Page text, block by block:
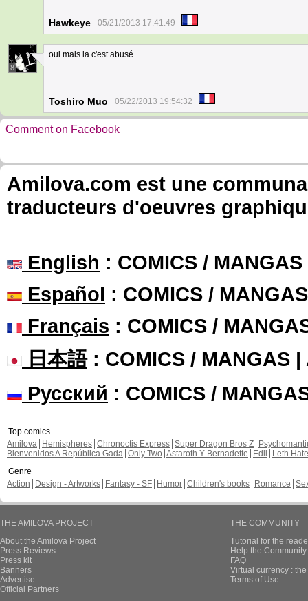
Hawkeye 05/21/2013 17:41:49
8
oui mais la c'est abusé
Toshiro Muo 05/22/2013 19:54:32
Comment on Facebook
Amilova.com est une
traducteurs d'oeuvres
English : COMICS /
Español : COMICS /
Français : COMICS /
日本語: COMICS / MANGAS |
Русский : COMICS /
Top comics
Amilova
Hemispheres Chronoctis Express Super Dragon Bros Z
Bienvenidos A República Gada Only Two Astaroth Y Bernadette Edil
Leth Hate
Genre
Action
Design - Artworks Fantasy - SF Humor Children's books Romance
THE AMILOVA PROJECT
About the Amilova Project
Press Reviews
Press kit
Banners
Advertise
Official Partners
THE COMMUNITY
Tutorial for the
Help the
FAQ
Virtual currency :
Terms of Use